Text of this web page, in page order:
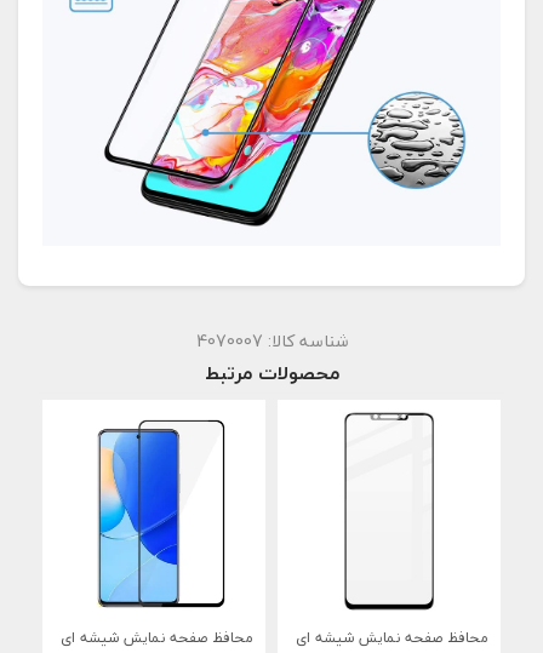
شناسه کالا: 4070007
محصولات مرتبط
محافظ صفحه نمایش شیشه ای
محافظ صفحه نمایش شیشه ای